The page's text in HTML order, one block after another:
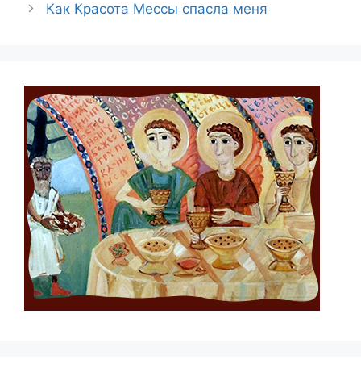
Как Красота Мессы спасла меня